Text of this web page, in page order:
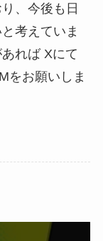
、今後も日
考えていま
れば Xにて
をお願いしま